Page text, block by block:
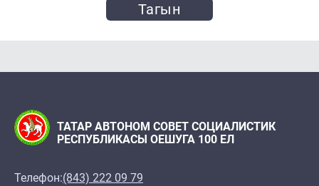
Тагын
ТАТАР АВТОНОМ СОВЕТ СОЦИАЛИСТИК
РЕСПУБЛИКАСЫ ОЕШУГА 100 ЕЛ
Телефон:(843) 222 09 79